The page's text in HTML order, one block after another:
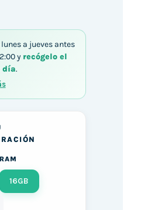
a jueves antes
y recógelo el
día.
16GB